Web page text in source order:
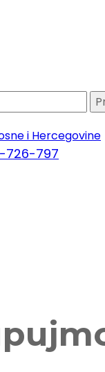
726-797